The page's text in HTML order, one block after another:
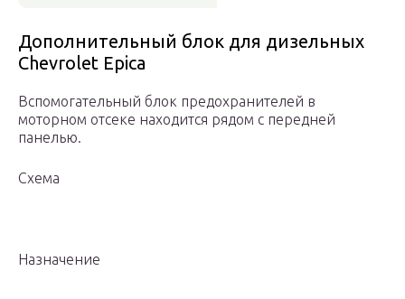
Дополнительный блок для дизельных
Chevrolet Epica
Вспомогательный блок предохранителей в
моторном отсеке находится рядом с передней
панелью.
Схема
Назначение